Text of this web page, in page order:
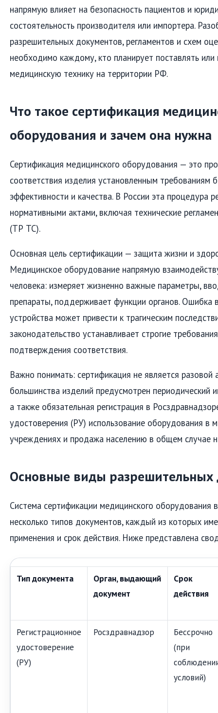
напрямую влияет на безопасность пациентов и
состоятельность производителя или импортера.
разрешительных документов, регламентов и схем
необходимо каждому, кто планирует поставлять или
медицинскую технику на территории РФ.
Что такое сертификация
оборудования и зачем она нужна
Сертификация медицинского оборудования — это
соответствия изделия установленным требованиям
эффективности и качества. В России эта процедура
нормативными актами, включая технические
(ТР ТС).
Основная цель сертификации — защита жизни и
Медицинское оборудование напрямую
человека: измеряет жизненно важные параметры,
препараты, поддерживает функции органов. Ошибка
устройства может привести к трагическим
законодательство устанавливает строгие
подтверждения соответствия.
Важно понимать: сертификация не является разовой
большинства изделий предусмотрен периодический
а также обязательная регистрация в
удостоверения (РУ) использование оборудования в
учреждениях и продажа населению в общем случае
Основные виды разрешительных
Система сертификации медицинского оборудования
несколько типов документов, каждый из которых
применения и срок действия. Ниже представлена
Тип документа
Орган, выдающий
документ
Срок
действия
Регистрационное
удостоверение
(РУ)
Росздравнадзор
Бессрочно
(при
условий)